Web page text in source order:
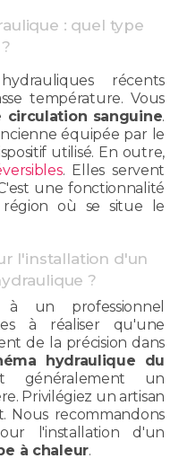
: quel type
récents
température. Vous
circulation sanguine.
équipée par le
utilisé. En outre,
. Elles servent
une fonctionnalité
où se situe le
l'installation d'un
?
un professionnel
à réaliser qu'une
de la précision dans
hydraulique du
généralement un
Privilégiez un artisan
Nous recommandons
l'installation d'un
à chaleur.